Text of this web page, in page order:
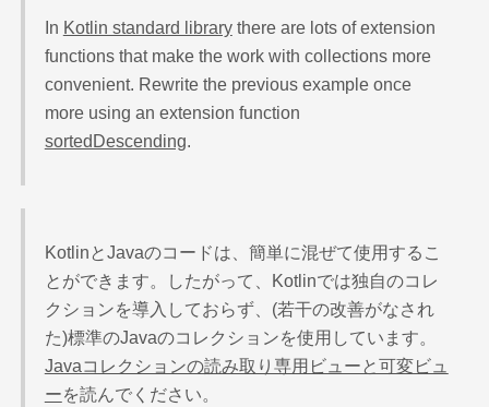
In Kotlin standard librarythere are lots of extension
functions that make the work with collections more
convenient. Rewrite the previous example once
more using an extension function
sortedDescending.
KotlinとJavaのコードは、簡単に混ぜて使用するこ
とができます。したがって、Kotlinでは独自のコレ
クションを導入しておらず、(若干の改善がなされ
た)標準のJavaのコレクションを使用しています。
Javaコレクションの読み取り専用ビューと可変ビュ
ーを読んでください。